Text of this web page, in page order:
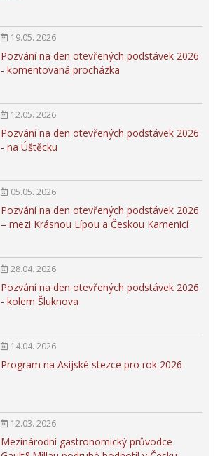
19.05. 2026
Pozvání na den otevřených podstávek 2026
- komentovaná procházka
12.05. 2026
Pozvání na den otevřených podstávek 2026
- na Úštěcku
05.05. 2026
Pozvání na den otevřených podstávek 2026
– mezi Krásnou Lípou a Českou Kamenicí
28.04. 2026
Pozvání na den otevřených podstávek 2026
- kolem Šluknova
14.04. 2026
Program na Asijské stezce pro rok 2026
12.03. 2026
Mezinárodní gastronomický průvodce